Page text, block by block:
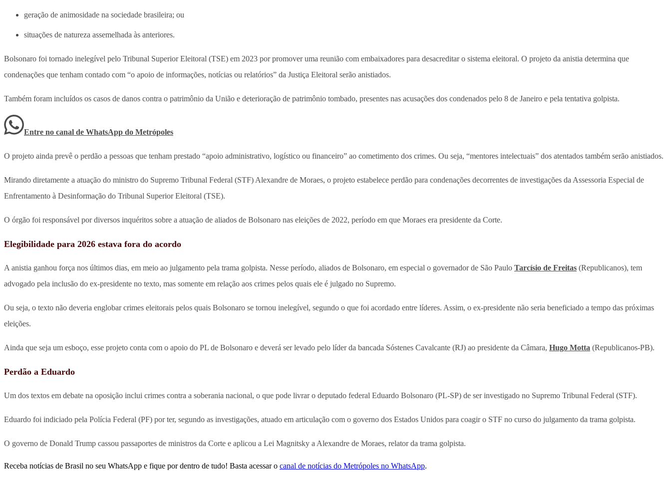
geração de animosidade na sociedade brasileira; ou
situações de natureza assemelhada às anteriores.
Bolsonaro foi tornado inelegível pelo Tribunal Superior Eleitoral (TSE) em 2023 por promover uma reunião com embaixadores para desacreditar o sistema eleitoral. O projeto da anistia determina que
condenações que tenham contado com “o apoio de informações, notícias ou relatórios” da Justiça Eleitoral serão anistiados.
Também foram incluídos os casos de danos contra o patrimônio da União e deterioração de patrimônio tombado, presentes nas acusações dos condenados pelo 8 de Janeiro e pela tentativa golpista.
Entre no canal de WhatsApp do Metrópoles
O projeto ainda prevê o perdão a pessoas que tenham prestado “apoio administrativo, logístico ou financeiro” ao cometimento dos crimes. Ou seja, “mentores intelectuais” dos atentados também serão anistiados.
Mirando diretamente a atuação do ministro do Supremo Tribunal Federal (STF) Alexandre de Moraes, o projeto estabelece perdão para condenações decorrentes de investigações da Assessoria Especial de
Enfrentamento à Desinformação do Tribunal Superior Eleitoral (TSE).
O órgão foi responsável por diversos inquéritos sobre a atuação de aliados de Bolsonaro nas eleições de 2022, período em que Moraes era presidente da Corte.
Elegibilidade para 2026 estava fora do acordo
A anistia ganhou força nos últimos dias, em meio ao julgamento pela trama golpista. Nesse período, aliados de Bolsonaro, em especial o governador de São Paulo Tarcísio de Freitas (Republicanos), tem
advogado pela inclusão do ex-presidente no texto, mas somente em relação aos crimes pelos quais ele é julgado no Supremo.
Ou seja, o texto não deveria englobar crimes eleitorais pelos quais Bolsonaro se tornou inelegível, segundo o que foi acordado entre líderes. Assim, o ex-presidente não seria beneficiado a tempo das próximas
eleições.
Ainda que seja um esboço, esse projeto conta com o apoio do PL de Bolsonaro e deverá ser levado pelo líder da bancada Sóstenes Cavalcante (RJ) ao presidente da Câmara, Hugo Motta (Republicanos-PB).
Perdão a Eduardo
Um dos textos em debate na oposição inclui crimes contra a soberania nacional, o que pode livrar o deputado federal Eduardo Bolsonaro (PL-SP) de ser investigado no Supremo Tribunal Federal (STF).
Eduardo foi indiciado pela Polícia Federal (PF) por ter, segundo as investigações, atuado em articulação com o governo dos Estados Unidos para coagir o STF no curso do julgamento da trama golpista.
O governo de Donald Trump cassou passaportes de ministros da Corte e aplicou a Lei Magnitsky a Alexandre de Moraes, relator da trama golpista.
Receba notícias de Brasil no seu WhatsApp e fique por dentro de tudo! Basta acessar o canal de notícias do Metrópoles no WhatsApp.